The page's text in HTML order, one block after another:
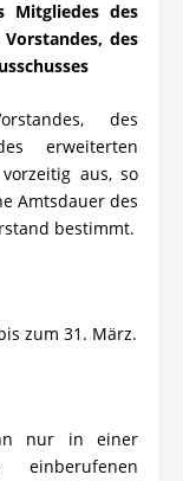
Mitgliedes des
des
des
erweiterten
aus, so
Amtsdauer des
bestimmt.
zum 31. März.
nur in einer